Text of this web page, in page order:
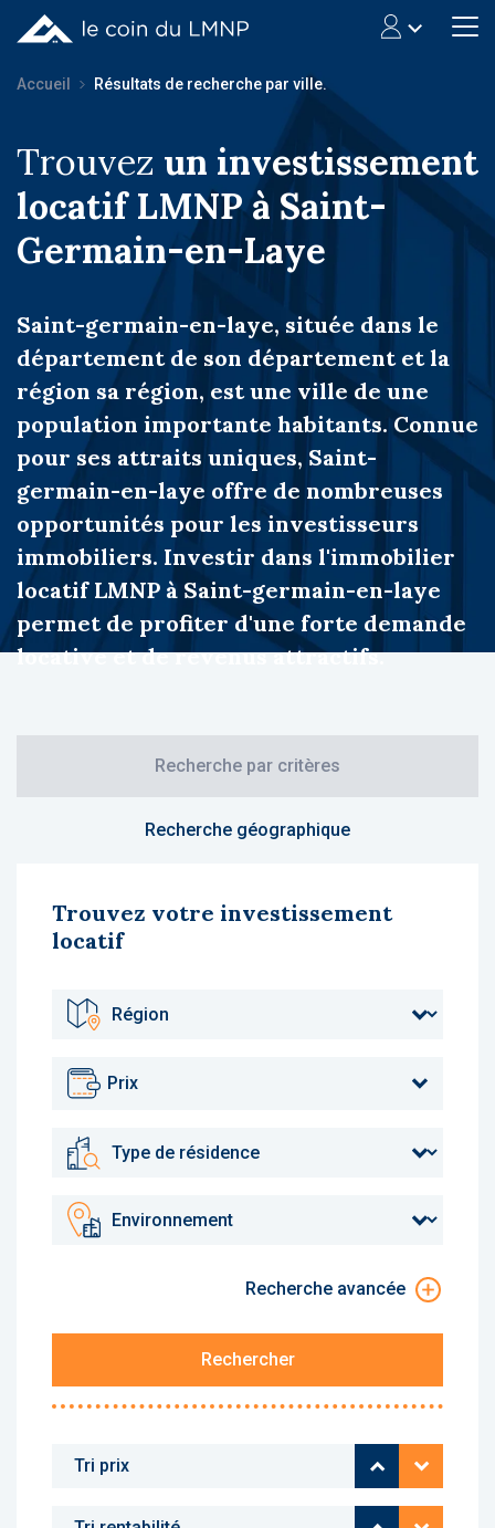
Accueil Résultats de recherche par ville.
Trouvez un investissement
locatif LMNP à Saint-
Germain-en-Laye
Saint-germain-en-laye, située dans le
département de son département et la
région sa région, est une ville de une
population importante habitants. Connue
pour ses attraits uniques, Saint-
germain-en-laye offre de nombreuses
opportunités pour les investisseurs
immobiliers. Investir dans l'immobilier
locatif LMNP à Saint-germain-en-laye
permet de profiter d'une forte demande
locative et de revenus attractifs.
Recherche par critères
Recherche géographique
Trouvez votre investissement
locatif
Prix
Recherche avancée
Rechercher
Prix croissant
Prix